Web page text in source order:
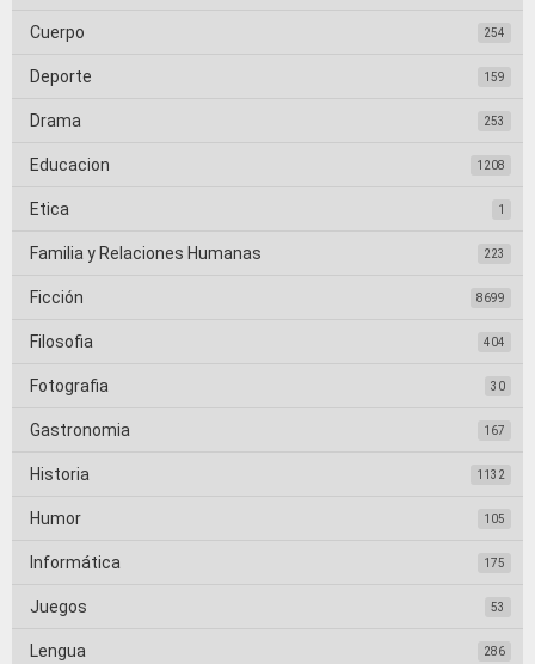
Cuerpo 254
Deporte 159
Drama 253
Educacion 1208
Etica 1
Familia y Relaciones Humanas 223
Ficción 8699
Filosofia 404
Fotografia 30
Gastronomia 167
Historia 1132
Humor 105
Informática 175
Juegos 53
Lengua 286